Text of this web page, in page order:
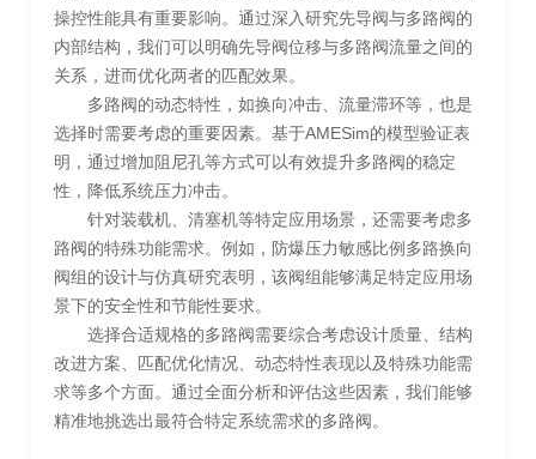
操控性能具有重要影响。通过深入研究先导阀与多路阀的
内部结构，我们可以明确先导阀位移与多路阀流量之间的
关系，进而优化两者的匹配效果。
多路阀的动态特性，如换向冲击、流量滞环等，也是
选择时需要考虑的重要因素。基于AMESim的模型验证表
明，通过增加阻尼孔等方式可以有效提升多路阀的稳定
性，降低系统压力冲击。
针对装载机、清塞机等特定应用场景，还需要考虑多
路阀的特殊功能需求。例如，防爆压力敏感比例多路换向
阀组的设计与仿真研究表明，该阀组能够满足特定应用场
景下的安全性和节能性要求。
选择合适规格的多路阀需要综合考虑设计质量、结构
改进方案、匹配优化情况、动态特性表现以及特殊功能需
求等多个方面。通过全面分析和评估这些因素，我们能够
精准地挑选出最符合特定系统需求的多路阀。